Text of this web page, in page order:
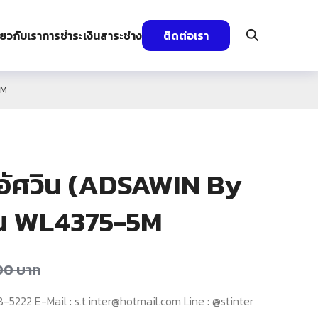
วกับเราการชำระเงินสาระช่าง ติดต่อเรา
วิน (ADSAWIN By
WL4375-5M
บาท
E-Mail : s.t.inter@hotmail.com Line : @stinter